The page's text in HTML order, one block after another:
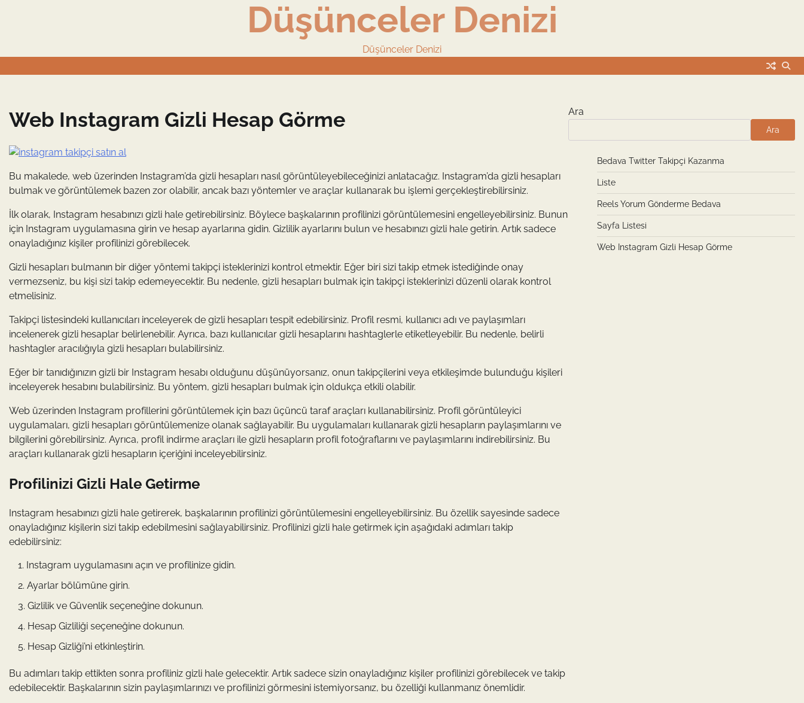
Düşünceler Denizi
Düşünceler Denizi
Web Instagram Gizli Hesap Görme
Bu makalede, web üzerinden Instagram’da gizli hesapları nasıl görüntüleyebileceğinizi anlatacağız. Instagram’da gizli hesapları
bulmak ve görüntülemek bazen zor olabilir, ancak bazı yöntemler ve araçlar kullanarak bu işlemi gerçekleştirebilirsiniz.
İlk olarak, Instagram hesabınızı gizli hale getirebilirsiniz. Böylece başkalarının profilinizi görüntülemesini engelleyebilirsiniz. Bunun
için Instagram uygulamasına girin ve hesap ayarlarına gidin. Gizlilik ayarlarını bulun ve hesabınızı gizli hale getirin. Artık sadece
onayladığınız kişiler profilinizi görebilecek.
Gizli hesapları bulmanın bir diğer yöntemi takipçi isteklerinizi kontrol etmektir. Eğer biri sizi takip etmek istediğinde onay
vermezseniz, bu kişi sizi takip edemeyecektir. Bu nedenle, gizli hesapları bulmak için takipçi isteklerinizi düzenli olarak kontrol
etmelisiniz.
Takipçi listesindeki kullanıcıları inceleyerek de gizli hesapları tespit edebilirsiniz. Profil resmi, kullanıcı adı ve paylaşımları
incelenerek gizli hesaplar belirlenebilir. Ayrıca, bazı kullanıcılar gizli hesaplarını hashtaglerle etiketleyebilir. Bu nedenle, belirli
hashtagler aracılığıyla gizli hesapları bulabilirsiniz.
Eğer bir tanıdığınızın gizli bir Instagram hesabı olduğunu düşünüyorsanız, onun takipçilerini veya etkileşimde bulunduğu kişileri
inceleyerek hesabını bulabilirsiniz. Bu yöntem, gizli hesapları bulmak için oldukça etkili olabilir.
Web üzerinden Instagram profillerini görüntülemek için bazı üçüncü taraf araçları kullanabilirsiniz. Profil görüntüleyici
uygulamaları, gizli hesapları görüntülemenize olanak sağlayabilir. Bu uygulamaları kullanarak gizli hesapların paylaşımlarını ve
bilgilerini görebilirsiniz. Ayrıca, profil indirme araçları ile gizli hesapların profil fotoğraflarını ve paylaşımlarını indirebilirsiniz. Bu
araçları kullanarak gizli hesapların içeriğini inceleyebilirsiniz.
Profilinizi Gizli Hale Getirme
Instagram hesabınızı gizli hale getirerek, başkalarının profilinizi görüntülemesini engelleyebilirsiniz. Bu özellik sayesinde sadece
onayladığınız kişilerin sizi takip edebilmesini sağlayabilirsiniz. Profilinizi gizli hale getirmek için aşağıdaki adımları takip
edebilirsiniz:
Instagram uygulamasını açın ve profilinize gidin.
Ayarlar bölümüne girin.
Gizlilik ve Güvenlik seçeneğine dokunun.
Hesap Gizliliği seçeneğine dokunun.
Hesap Gizliği’ni etkinleştirin.
Bu adımları takip ettikten sonra profiliniz gizli hale gelecektir. Artık sadece sizin onayladığınız kişiler profilinizi görebilecek ve takip
edebilecektir. Başkalarının sizin paylaşımlarınızı ve profilinizi görmesini istemiyorsanız, bu özelliği kullanmanız önemlidir.
Ara
Ara
Bedava Twitter Takipçi Kazanma
Liste
Reels Yorum Gönderme Bedava
Sayfa Listesi
Web Instagram Gizli Hesap Görme